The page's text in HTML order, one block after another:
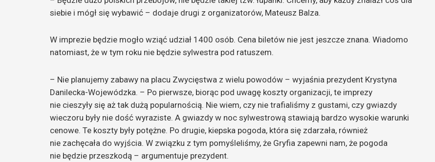
siebie i mógł się wybawić – dodaje drugi z organizatorów, Mateusz Balza.
W imprezie będzie mogło wziąć udział 1400 osób. Cena biletów nie jest jeszcze znana. Wiadomo
natomiast, że w tym roku nie będzie sylwestra pod ratuszem.
– Nie planujemy zabawy na placu Zwycięstwa z wielu powodów – wyjaśnia prezydent Krystyna
Danilecka-Wojewódzka. – Po pierwsze, biorąc pod uwagę koszty organizacji, te imprezy
nie cieszyły się aż tak dużą popularnością. Nie wiem, czy nie trafialiśmy z gustami, czy gwiazdy
wieczoru były nie dość wyraziste. A gwiazdy w noc sylwestrową stawiają bardzo wysokie warunki
cenowe. Te koszty były potężne. Po drugie, kiepska pogoda, która się zdarzała, również
nie zachęcała do wyjścia. W związku z tym pomyśleliśmy, że Gryfia zapewni nam, że pogoda
nie będzie przeszkodą – argumentuje prezydent.